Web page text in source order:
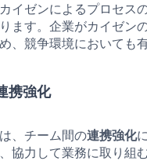
イゼンによるプロセス
ます。企業がカイゼン
、競争環境においても
携強化
、チーム間の連携強化
協力して業務に取り組